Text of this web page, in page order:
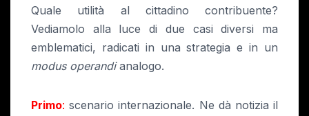
Quale utilità al cittadino contribuente?
Vediamolo alla luce di due casi diversi ma
emblematici, radicati in una strategia e in un
modus operandianalogo.
Primo: scenario internazionale. Ne dà notizia il